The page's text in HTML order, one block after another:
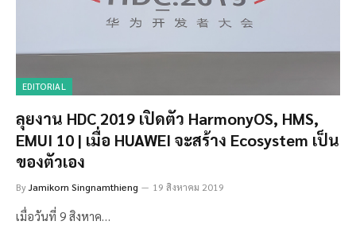
EDITORIAL
ลุยงาน HDC 2019 เปิดตัว HarmonyOS, HMS,
EMUI 10 | เมื่อ HUAWEI จะสร้าง Ecosystem เป็น
ของตัวเอง
ByJamikorn Singnamthieng 19 สิงหาคม 2019
เมื่อวันที่ 9 สิงหาค…